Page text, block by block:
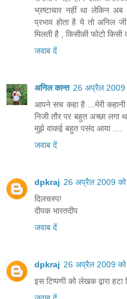
भ्रष्टाचार नहीं था लेकिन
प्रभाव होता है ये तो अनिल
मिलती है , किसीकी फोटो
जवाब दें
अनिल कान्त 26 अप्रैल
आपने सच कहा है ...मेरी
निजी तौर पर बहुत अच्छा
मुझे वाकई बहुत पसंद आया ....
जवाब दें
dpkraj 26 अप्रैल 2009
दिलचस्प!
दीपक भारतदीप
जवाब दें
dpkraj 26 अप्रैल 2009
इस टिप्पणी को लेखक द्वारा हटा